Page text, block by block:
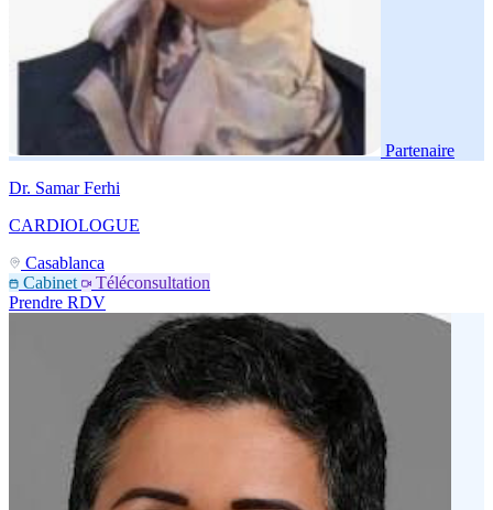
Partenaire
Dr. Samar Ferhi
CARDIOLOGUE
Casablanca
Cabinet
Téléconsultation
Prendre RDV